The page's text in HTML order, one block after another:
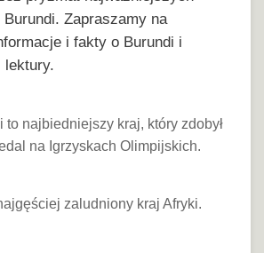
Zapraszamy na
i fakty o Burundi i
lektury.
to najbiedniejszy kraj, który zdobył
na Igrzyskach Olimpijskich.
zaludniony kraj Afryki.